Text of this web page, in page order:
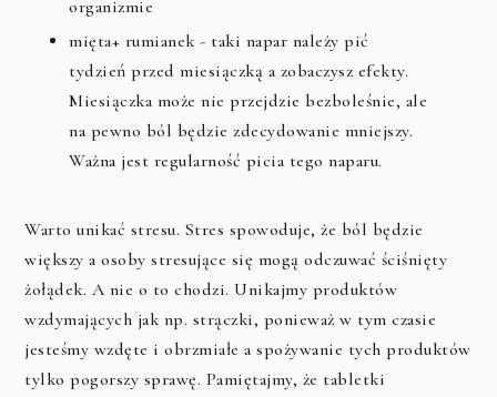
organizmie
mięta+ rumianek - taki napar należy pić
tydzień przed miesiączką a zobaczysz efekty.
Miesiączka może nie przejdzie bezboleśnie, ale
na pewno ból będzie zdecydowanie mniejszy.
Ważna jest regularność picia tego naparu.
Warto unikać stresu. Stres spowoduje, że ból będzie
większy a osoby stresujące się mogą odczuwać ściśnięty
żołądek. A nie o to chodzi. Unikajmy produktów
wzdymających jak np. strączki, ponieważ w tym czasie
jesteśmy wzdęte i obrzmiałe a spożywanie tych produktów
tylko pogorszy sprawę. Pamiętajmy, że tabletki